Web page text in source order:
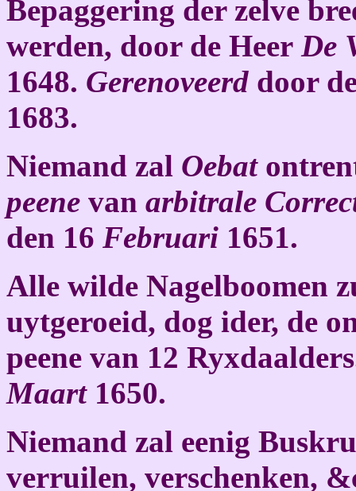
Bepaggering der zelve
werden, door de Heer De
1648. Gerenoveerd door
1683.
Niemand zal Oebat
peene van arbitrale
den 16 Februari 1651.
Alle wilde Nagelboomen
uytgeroeid, dog ider, de
peene van 12
Maart1650.
Niemand zal eenig
verruilen, verschenken,